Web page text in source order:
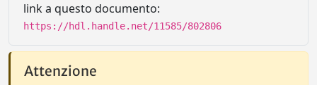
link a questo documento:
https://hdl.handle.net/11585/802806
Attenzione